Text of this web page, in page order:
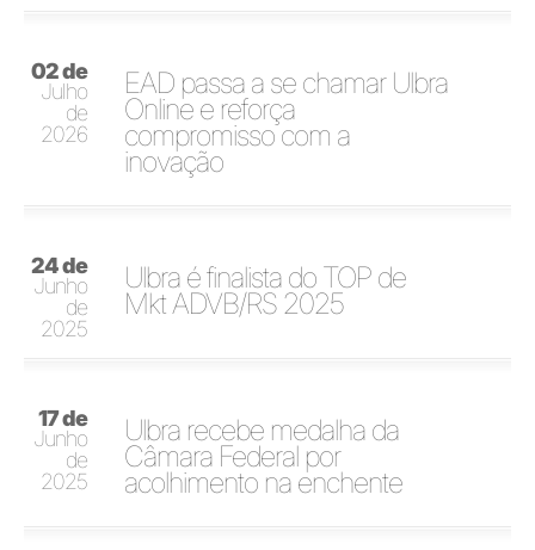
02 de
Julho
de
2026
EAD passa a se chamar Ulbra
Online e reforça
compromisso com a
inovação
24 de
Junho
de
2025
Ulbra é finalista do TOP de
Mkt ADVB/RS 2025
17 de
Junho
de
2025
Ulbra recebe medalha da
Câmara Federal por
acolhimento na enchente